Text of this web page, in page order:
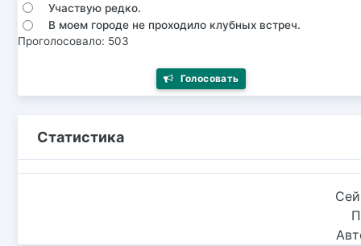
Участвую редко.
В моем городе не проходило клубных встреч.
Проголосовало: 503
Голосовать
Статистика